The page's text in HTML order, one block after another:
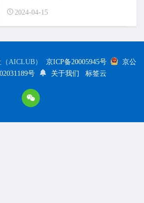
2024-04-15
AICLUB） 京ICP备20005945号
京公
号
关于我们 标签云